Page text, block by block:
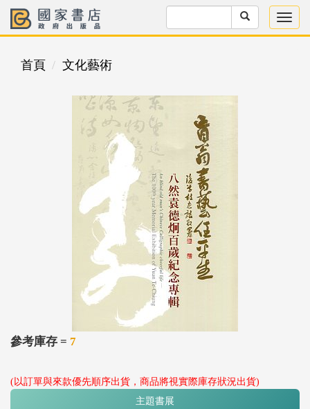
首頁 文化藝術
參考庫存 = 7
(以訂單與來款優先順序出貨，商品將視實際庫存狀況出貨)
主題書展